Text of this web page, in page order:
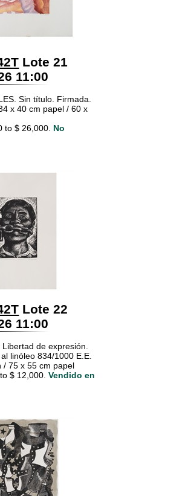
Lote 21
11:00
Sin título. Firmada.
x 40 cm papel / 60 x
to $ 26,000. No
Lote 22
11:00
de expresión.
linóleo 834/1000 E.E.
/ 75 x 55 cm papel
$ 12,000. Vendido en